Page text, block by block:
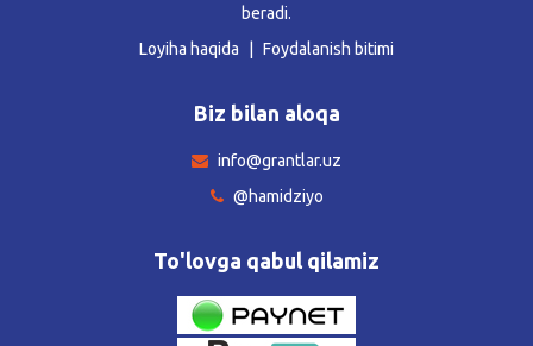
beradi.
Loyiha haqida
Foydalanish bitimi
Biz bilan aloqa
info@grantlar.uz
@hamidziyo
To'lovga qabul qilamiz